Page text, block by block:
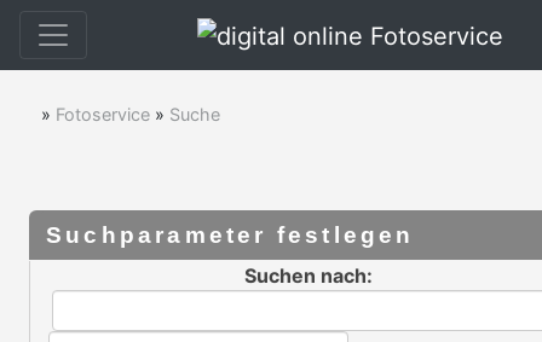
» Fotoservice » Suche
Suchparameter festlegen
Suchen nach: